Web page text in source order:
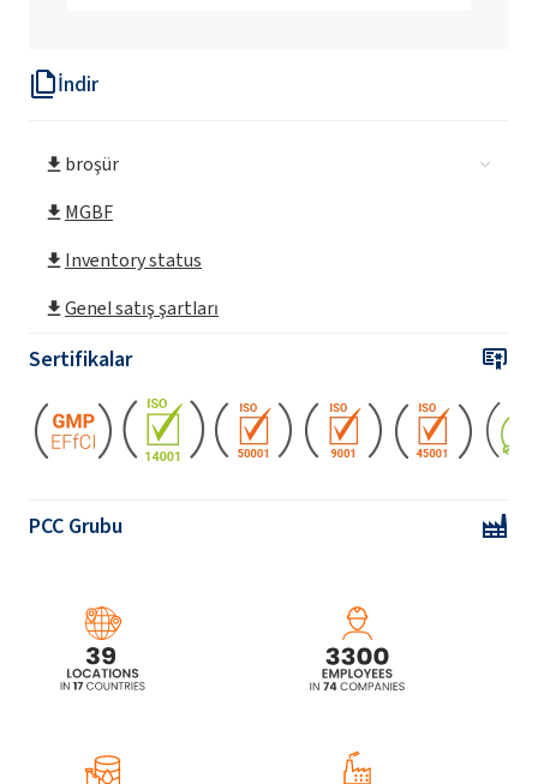
İndir
broşür
MGBF
Inventory status
Genel satış şartları
Sertifikalar
PCC Grubu
ROKAmin SRK8